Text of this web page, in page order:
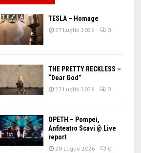
TESLA – Homage
27 Luglio 2026 0
THE PRETTY RECKLESS –
“Dear God”
27 Luglio 2026 0
OPETH – Pompei,
Anfiteatro Scavi @ Live
report
20 Luglio 2026 0